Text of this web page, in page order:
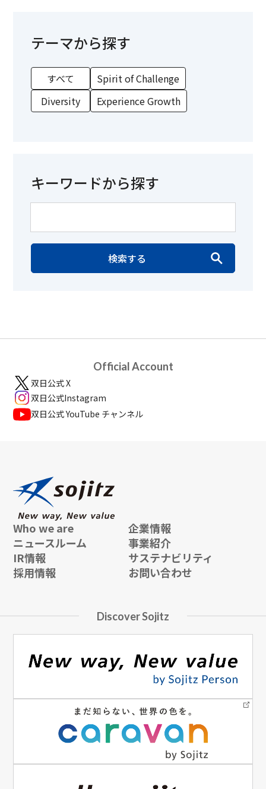
テーマから探す
すべて
Spirit of Challenge
Diversity
Experience Growth
キーワードから探す
検索する
Official Account
双日公式 X
双日公式Instagram
双日公式 YouTube チャンネル
Who we are
企業情報
ニュースルーム
事業紹介
IR情報
サステナビリティ
採用情報
お問い合わせ
Discover Sojitz